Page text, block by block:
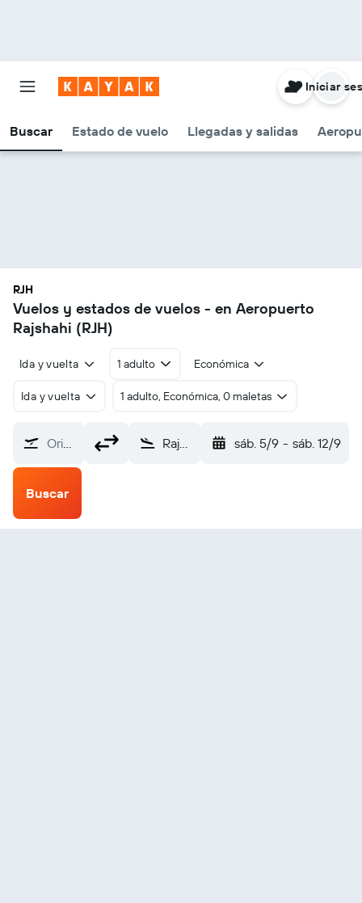
Buscar Estado de vuelo Llegadas y salidas
Iniciar
RJH
Vuelos y estados de vuelos - en Aeropuerto
Rajshahi (RJH)
Ida y vuelta 1 adulto Económica
Ida y vuelta 1 adulto, Económica, 0 maletas
Origen Rajshahi (RJH) sáb. 5/9 - sáb. 12/9
Buscar